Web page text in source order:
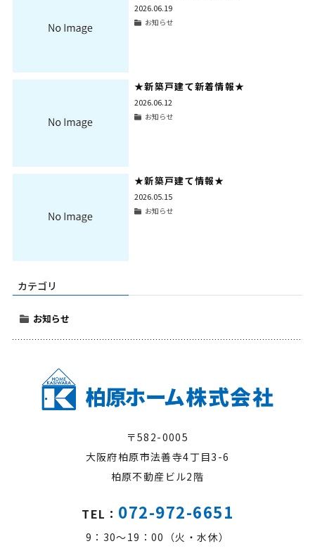
2026.06.19
お知らせ
★新築戸建て新着情報★
2026.06.12
お知らせ
★新築戸建て情報★
2026.05.15
お知らせ
カテゴリ
お知らせ
〒582-0005
大阪府柏原市法善寺4丁目3-6
柏原不動産ビル2階
TEL： 072-972-6651
9：30～19：00（火・水休）